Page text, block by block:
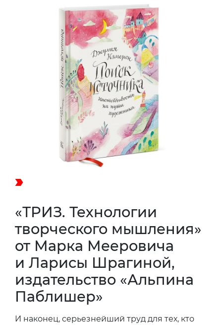
«ТРИЗ. Технологии
творческого мышления»
от Марка Мееровича
и Ларисы Шрагиной,
издательство «Альпина
Паблишер»
И наконец, серьезнейший труд для тех, кто